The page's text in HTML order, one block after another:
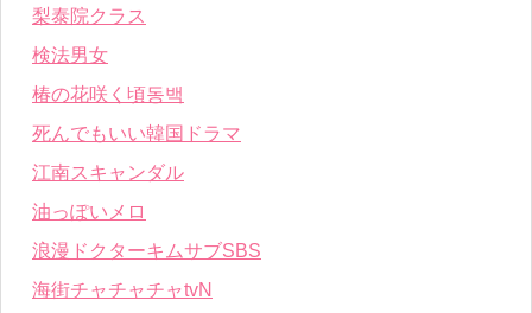
梨泰院クラス
検法男女
椿の花咲く頃동백
死んでもいい韓国ドラマ
江南スキャンダル
油っぽいメロ
浪漫ドクターキムサブSBS
海街チャチャチャtvN